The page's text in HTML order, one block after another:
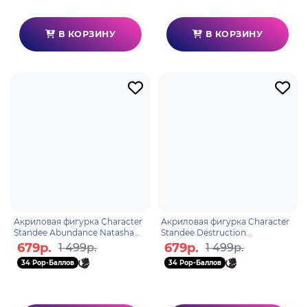
В КОРЗИНУ В КОРЗИНУ
Акриловая фигурка Character
Standee Abundance Natasha
6976068142591
679р. 1 499р.
34 Pop-Баллов
Акриловая фигурка Character
Standee Destruction
6976068142577
679р. 1 499р.
34 Pop-Баллов